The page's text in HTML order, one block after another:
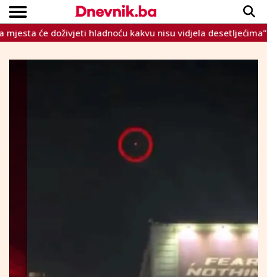
VIJESTI
SPORT
INTERVIEW
TEME
CRNA KRONIKA
LIFESTYLE
Copyright © Dnevnik.ba 2023.
doživjeti hladnoću kakvu nisu vidjela desetljećima"